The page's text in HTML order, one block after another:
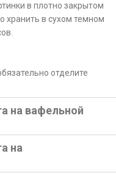
в плотно закрытом
хранить в сухом темном
отделите
на вафельной
на